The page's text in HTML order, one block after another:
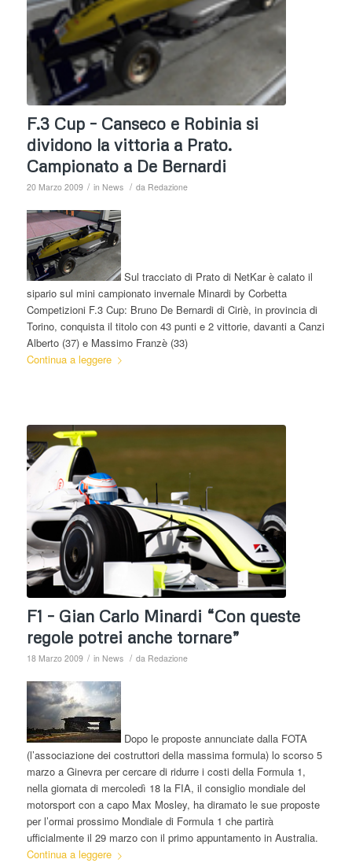
F.3 Cup – Canseco e Robinia si
dividono la vittoria a Prato.
Campionato a De Bernardi
20 Marzo 2009 / in News / da Redazione
Sul tracciato di Prato di NetKar è calato il
sipario sul mini campionato invernale Minardi by Corbetta
Competizioni F.3 Cup: Bruno De Bernardi di Ciriè, in provincia di
Torino, conquista il titolo con 43 punti e 2 vittorie, davanti a Canzi
Alberto (37) e Massimo Franzè (33)
Continua a leggere
F1 – Gian Carlo Minardi “Con queste
regole potrei anche tornare”
18 Marzo 2009 / in News / da Redazione
Dopo le proposte annunciate dalla FOTA
(l’associazione dei costruttori della massima formula) lo scorso 5
marzo a Ginevra per cercare di ridurre i costi della Formula 1,
nella giornata di mercoledì 18 la FIA, il consiglio mondiale del
motorsport con a capo Max Mosley, ha diramato le sue proposte
per l’ormai prossimo Mondiale di Formula 1 che partirà
ufficialmente il 29 marzo con il primo appuntamento in Australia.
Continua a leggere